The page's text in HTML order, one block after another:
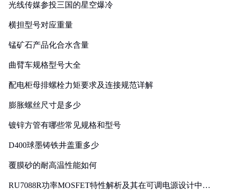
光线传媒参投三国的星空爆冷
横担型号对应重量
锰矿石产品化合水含量
曲臂车规格型号大全
配电柜母排螺栓力矩要求及连接规范详解
膨胀螺丝尺寸是多少
镀锌方管有哪些常见规格和型号
D400球墨铸铁井盖重多少
覆膜砂的耐高温性能如何
RU7088R功率MOSFET特性解析及其在可调电源设计中的